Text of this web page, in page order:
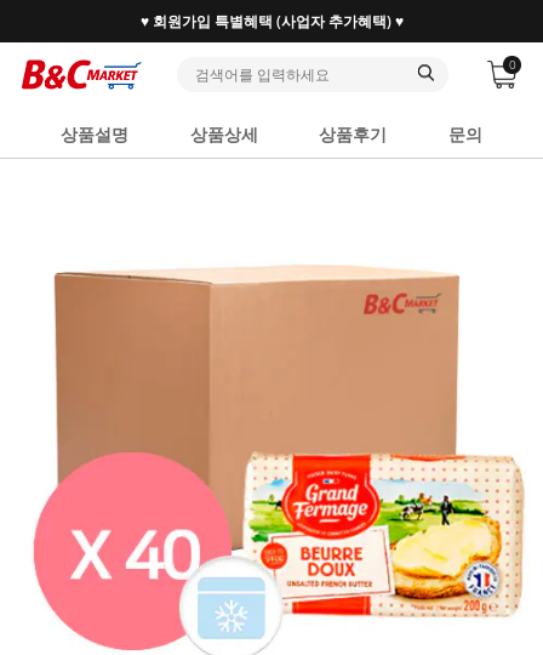
♥ 회원가입 특별혜택 (사업자 추가혜택) ♥
0
상품설명 상품상세 상품후기 문의